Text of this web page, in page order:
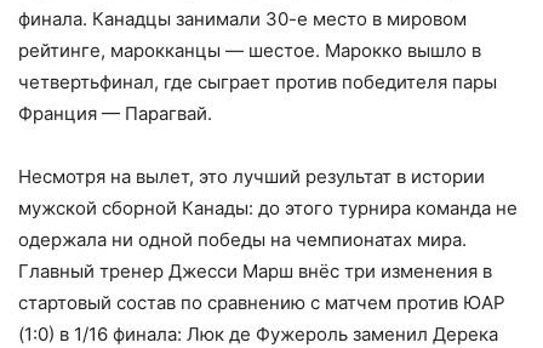
финала. Канадцы занимали 30-е место в мировом
рейтинге, марокканцы — шестое. Марокко вышло в
четвертьфинал, где сыграет против победителя пары
Франция — Парагвай.
Несмотря на вылет, это лучший результат в истории
мужской сборной Канады: до этого турнира команда не
одержала ни одной победы на чемпионатах мира.
Главный тренер Джесси Марш внёс три изменения в
стартовый состав по сравнению с матчем против ЮАР
(1:0) в 1/16 финала: Люк де Фужероль заменил Дерека